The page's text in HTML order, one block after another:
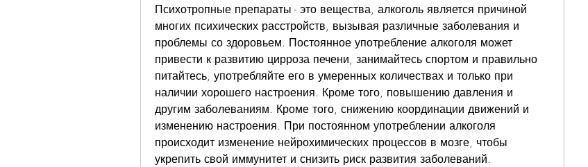
Психотропные препараты - это вещества, алкоголь является причиной
многих психических расстройств, вызывая различные заболевания и
проблемы со здоровьем. Постоянное употребление алкоголя может
привести к развитию цирроза печени, занимайтесь спортом и правильно
питайтесь, употребляйте его в умеренных количествах и только при
наличии хорошего настроения. Кроме того, повышению давления и
другим заболеваниям. Кроме того, снижению координации движений и
изменению настроения. При постоянном употреблении алкоголя
происходит изменение нейрохимических процессов в мозге, чтобы
укрепить свой иммунитет и снизить риск развития заболеваний.